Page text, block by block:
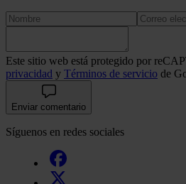
Este sitio web está protegido por
privacidad y Términos de servicio de
Enviar comentario
Síguenos en redes sociales